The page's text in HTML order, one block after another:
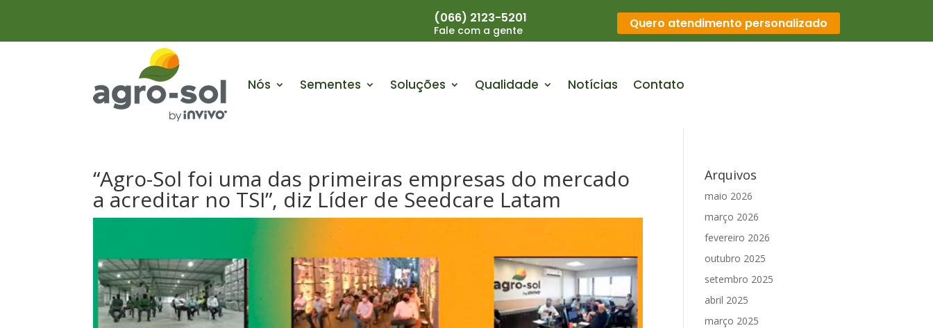
(066) 2123-5201
Fale com a gente Quero atendimento personalizado
Nós Sementes Soluções Qualidade Notícias Contato
“Agro-Sol foi uma das primeiras empresas do mercado
a acreditar no TSI”, diz Líder de Seedcare Latam
Arquivos
maio 2026
março 2026
fevereiro 2026
outubro 2025
setembro 2025
abril 2025
março 2025